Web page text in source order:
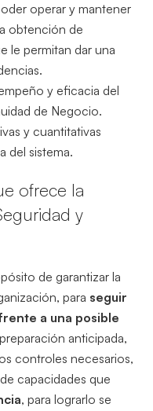
operar y mantener
obtención de
le permitan dar una
y eficacia del
de Negocio.
y cuantitativas
del sistema.
ofrece la
y
de garantizar la
para seguir
a una posible
anticipada,
controles necesarios,
capacidades que
, para lograrlo se